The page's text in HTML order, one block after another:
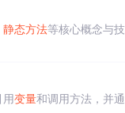
静态方法等核心概念与
用变量和调用方法，并